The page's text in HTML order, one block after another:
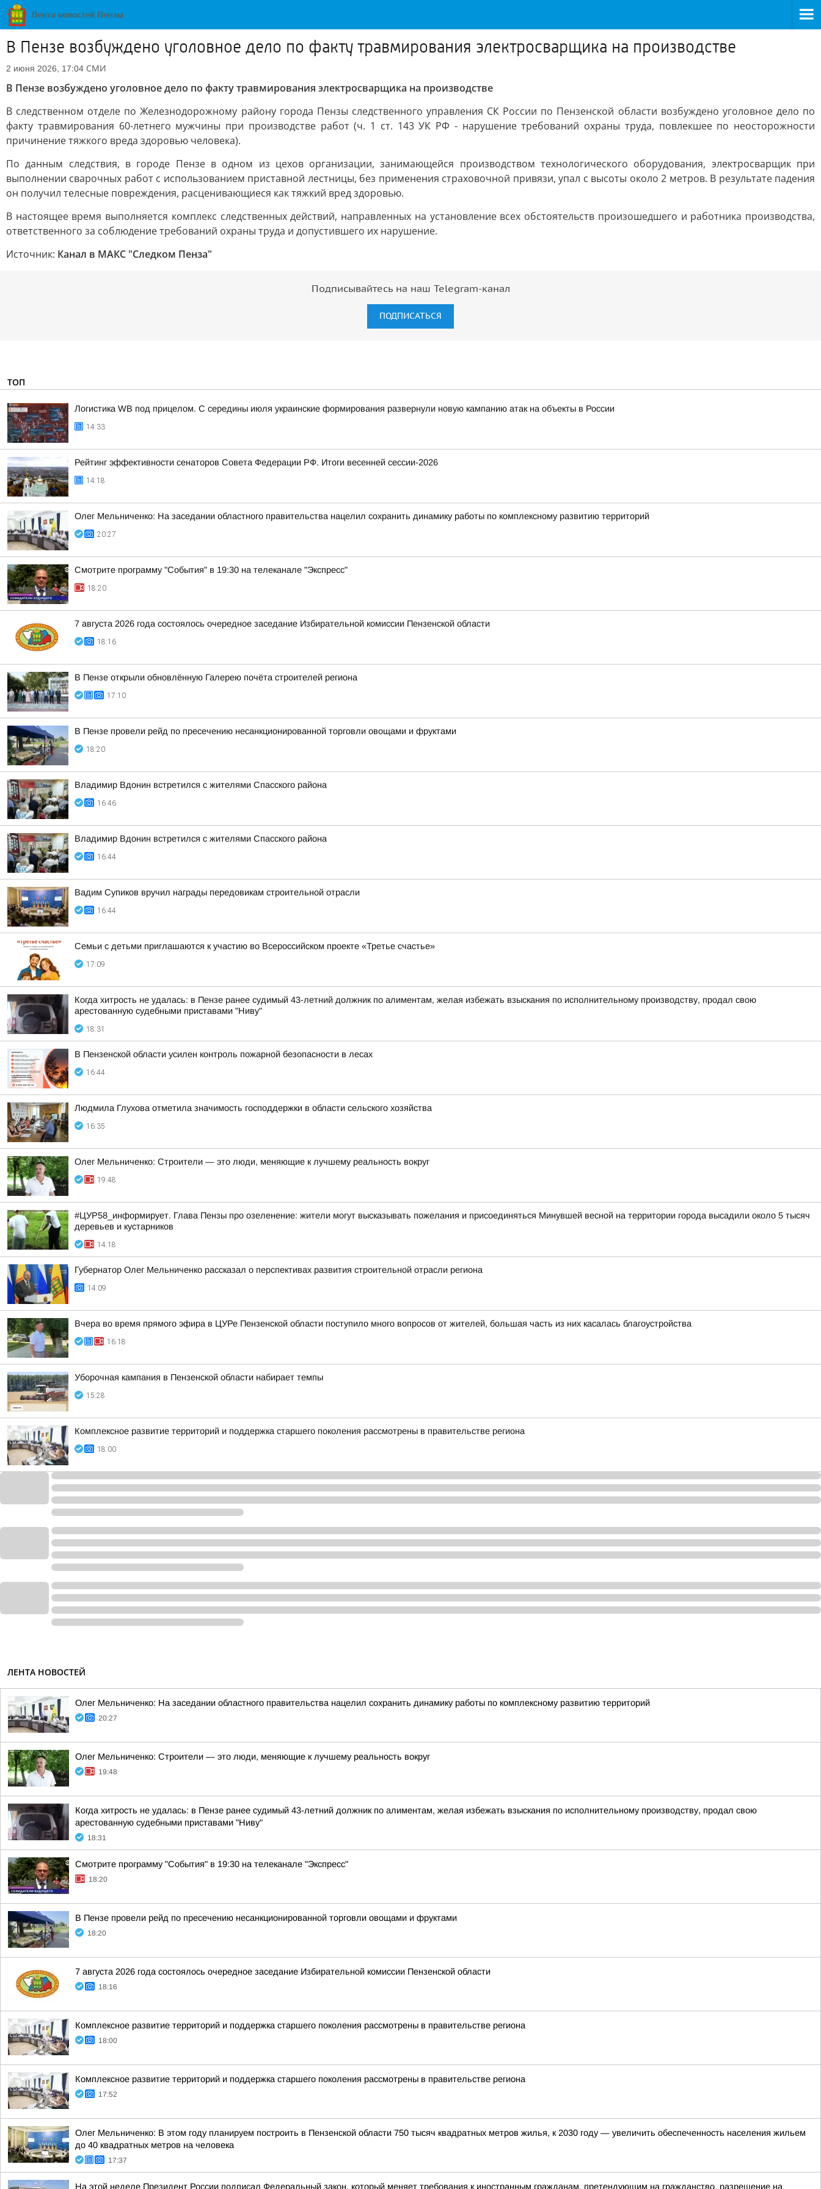
В Пензе возбуждено уголовное дело по факту травмирования электросварщика на производстве
2 июня 2026, 17:04 СМИ
В Пензе возбуждено уголовное дело по факту травмирования электросварщика на производстве
В следственном отделе по Железнодорожному району города Пензы следственного управления СК России по Пензенской области возбуждено уголовное дело по
факту травмирования 60-летнего мужчины при производстве работ (ч. 1 ст. 143 УК РФ - нарушение требований охраны труда, повлекшее по неосторожности
причинение тяжкого вреда здоровью человека).
По данным следствия, в городе Пензе в одном из цехов организации, занимающейся производством технологического оборудования, электросварщик при
выполнении сварочных работ с использованием приставной лестницы, без применения страховочной привязи, упал с высоты около 2 метров. В результате падения
он получил телесные повреждения, расценивающиеся как тяжкий вред здоровью.
В настоящее время выполняется комплекс следственных действий, направленных на установление всех обстоятельств произошедшего и работника производства,
ответственного за соблюдение требований охраны труда и допустившего их нарушение.
Источник: Канал в МАКС "Следком Пенза"
Подписывайтесь на наш Telegram-канал
ПОДПИСАТЬСЯ
ТОП
Логистика WB под прицелом. С середины июля украинские формирования развернули новую кампанию атак на объекты в России
14:33
Рейтинг эффективности сенаторов Совета Федерации РФ. Итоги весенней сессии-2026
14:18
Олег Мельниченко: На заседании областного правительства нацелил сохранить динамику работы по комплексному развитию территорий
20:27
Смотрите программу "События" в 19:30 на телеканале "Экспресс"
18:20
7 августа 2026 года состоялось очередное заседание Избирательной комиссии Пензенской области
18:16
В Пензе открыли обновлённую Галерею почёта строителей региона
17:10
В Пензе провели рейд по пресечению несанкционированной торговли овощами и фруктами
18:20
Владимир Вдонин встретился с жителями Спасского района
16:46
Владимир Вдонин встретился с жителями Спасского района
16:44
Вадим Супиков вручил награды передовикам строительной отрасли
16:44
Семьи с детьми приглашаются к участию во Всероссийском проекте «Третье счастье»
17:09
Когда хитрость не удалась: в Пензе ранее судимый 43-летний должник по алиментам, желая избежать взыскания по исполнительному производству, продал свою
арестованную судебными приставами "Ниву"
18:31
В Пензенской области усилен контроль пожарной безопасности в лесах
16:44
Людмила Глухова отметила значимость господдержки в области сельского хозяйства
16:35
Олег Мельниченко: Строители — это люди, меняющие к лучшему реальность вокруг
19:48
#ЦУР58_информирует. Глава Пензы про озеленение: жители могут высказывать пожелания и присоединяться Минувшей весной на территории города высадили около 5 тысяч
деревьев и кустарников
14:18
Губернатор Олег Мельниченко рассказал о перспективах развития строительной отрасли региона
14:09
Вчера во время прямого эфира в ЦУРе Пензенской области поступило много вопросов от жителей, большая часть из них касалась благоустройства
16:18
Уборочная кампания в Пензенской области набирает темпы
15:28
Комплексное развитие территорий и поддержка старшего поколения рассмотрены в правительстве региона
18:00
ЛЕНТА НОВОСТЕЙ
Олег Мельниченко: На заседании областного правительства нацелил сохранить динамику работы по комплексному развитию территорий
20:27
Олег Мельниченко: Строители — это люди, меняющие к лучшему реальность вокруг
19:48
Когда хитрость не удалась: в Пензе ранее судимый 43-летний должник по алиментам, желая избежать взыскания по исполнительному производству, продал свою
арестованную судебными приставами "Ниву"
18:31
Смотрите программу "События" в 19:30 на телеканале "Экспресс"
18:20
В Пензе провели рейд по пресечению несанкционированной торговли овощами и фруктами
18:20
7 августа 2026 года состоялось очередное заседание Избирательной комиссии Пензенской области
18:16
Комплексное развитие территорий и поддержка старшего поколения рассмотрены в правительстве региона
18:00
Комплексное развитие территорий и поддержка старшего поколения рассмотрены в правительстве региона
17:52
Олег Мельниченко: В этом году планируем построить в Пензенской области 750 тысяч квадратных метров жилья, к 2030 году — увеличить обеспеченность населения жильем
до 40 квадратных метров на человека
17:37
На этой неделе Президент России подписал Федеральный закон, который меняет требования к иностранным гражданам, претендующим на гражданство, разрешение на